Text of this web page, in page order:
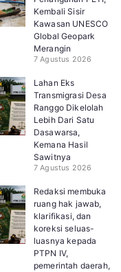
Kembali Sisir
Kawasan UNESCO
Global Geopark
Merangin
7 Agustus 2026
Lahan Eks
Transmigrasi Desa
Ranggo Dikelolah
Lebih Dari Satu
Dasawarsa,
Kemana Hasil
Sawitnya
7 Agustus 2026
Redaksi membuka
ruang hak jawab,
klarifikasi, dan
koreksi seluas-
luasnya kepada
PTPN IV,
pemerintah daerah,